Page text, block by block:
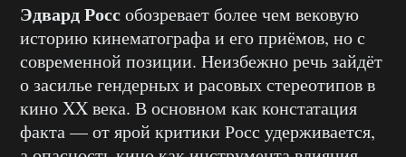
Эдвард Россобозревает более чем вековую
историю кинематографа и его приёмов, но с
современной позиции. Неизбежно речь зайдёт
о засилье гендерных и расовых стереотипов в
кино XX века. В основном как констатация
факта — от ярой критики Росс удерживается,